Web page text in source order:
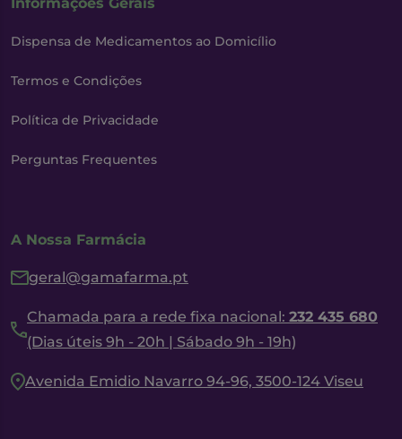
Dispensa de Medicamentos ao Domicílio
Termos e Condições
Política de Privacidade
Perguntas Frequentes
A Nossa Farmácia
geral@gamafarma.pt
Chamada para a rede fixa nacional: 232 435 680
(Dias úteis 9h - 20h | Sábado 9h - 19h)
Avenida Emidio Navarro 94-96, 3500-124 Viseu